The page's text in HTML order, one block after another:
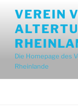
Inhalt
springen
VEREIN
Die Homepage des
Rheinlande